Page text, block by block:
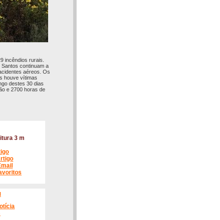
incêndios rurais.
continuam a
aéreos. Os
houve vítimas
destes 30 dias
e 2700 horas de
3 m